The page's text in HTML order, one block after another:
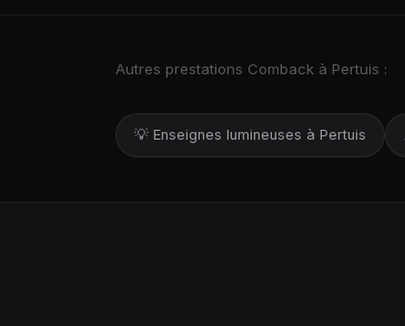
Autres prestations Comback à Pertuis :
💡 Enseignes lumineuses à Pertuis